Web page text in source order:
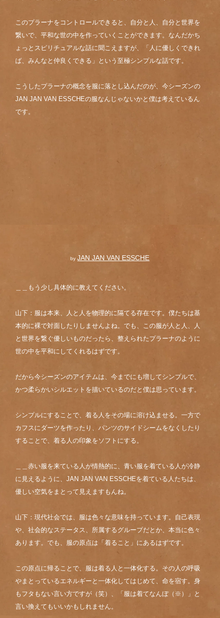
このプラーナをコントロールできると、自分と人、自分と世界を
繋いで、平和な世の中を作っていくことができます。なんだかち
ょっとスピリチュアルな話に聞こえますが、「人に優しくできれ
ば、みんなと仲良くできる」という至極シンプルな話です。
こうしたプラーナの概念を服に落とし込んだのが、今シーズンの
JAN JAN VAN ESSCHEの服なんじゃないかと僕は考えているん
です。
byJAN JAN VAN ESSCHE
＿＿もう少し具体的に教えてください。
山下：服は本来、人と人を物理的に隔てる存在です。僕たちは基
本的に裸で対面したりしませんよね。でも、この服が人と人、人
と世界を繋ぐ優しいものだったら、整えられたプラーナのように
世の中を平和にしてくれるはずです。
だから今シーズンのアイテムは、今までにも増してシンプルで、
かつ柔らかいシルエットを描いているのだと僕は思っています。
シンプルにすることで、着る人をその場に溶け込ませる。一方で
カフスにダーツを作ったり、パンツのサイドシームをなくしたり
することで、着る人の印象をソフトにする。
＿＿赤い服を来ている人が情熱的に、青い服を着ている人が冷静
に見えるように、JAN JAN VAN ESSCHEを着ている人たちは、
優しい空気をまとって見えますもんね。
山下：現代社会では、服は色々な意味を持っています。自己表現
や、社会的なステータス、所属するグループだとか、本当に色々
あります。でも、服の原点は「着ること」にあるはずです。
この原点に帰ることで、服は着る人と一体化する。その人の呼吸
やまとっているエネルギーと一体化してはじめて、命を宿す。身
もフタもない言い方ですが（笑）、「服は着てなんぼ（※）」と
言い換えてもいいかもしれません。